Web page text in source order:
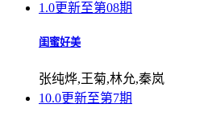
1.0更新至第08期
闺蜜好美
张纯烨,王菊,林允,秦岚
10.0更新至第7期